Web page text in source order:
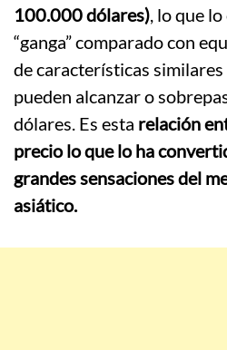
100.000 dólares), lo que
“ganga” comparado con
de características
pueden alcanzar o
dólares. Es esta relación
precio lo que lo ha
grandes sensaciones del
asiático.